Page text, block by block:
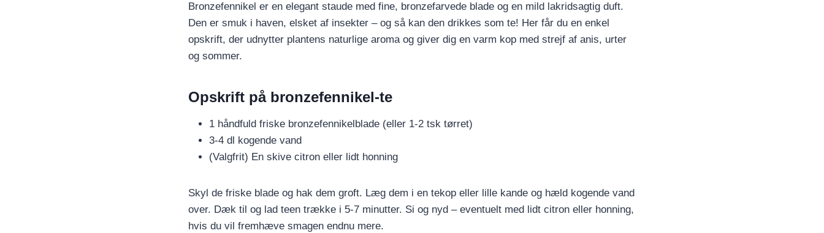
Bronzefennikel er en elegant staude med fine, bronzefarvede blade og en mild lakridsagtig duft.
Den er smuk i haven, elsket af insekter – og så kan den drikkes som te! Her får du en enkel
opskrift, der udnytter plantens naturlige aroma og giver dig en varm kop med strejf af anis, urter
og sommer.
Opskrift på bronzefennikel-te
1 håndfuld friske bronzefennikelblade (eller 1-2 tsk tørret)
3-4 dl kogende vand
(Valgfrit) En skive citron eller lidt honning
Skyl de friske blade og hak dem groft. Læg dem i en tekop eller lille kande og hæld kogende vand
over. Dæk til og lad teen trække i 5-7 minutter. Si og nyd – eventuelt med lidt citron eller honning,
hvis du vil fremhæve smagen endnu mere.